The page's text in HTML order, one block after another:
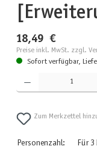
18,49 €
Preise inkl. MwSt. zzgl.
Sofort verfügbar,
Produkt Anzahl: Gib den
Zum Merkzettel
Personenzahl:
Für